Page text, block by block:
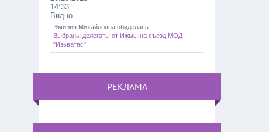
14:33
Видно
Эмилия Михайловна обиделась...
Выбраны делегаты от Ижмы на съезд МОД
"Изьватас"
РЕКЛАМА